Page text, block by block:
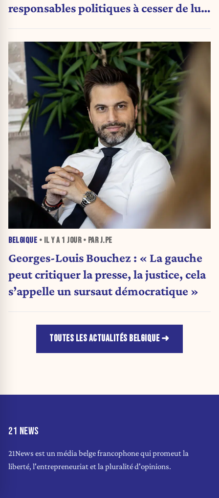
responsables politiques à cesser de lui
BELGIQUE • IL Y A 1 JOUR• PAR J.PE
Georges-Louis Bouchez : « La gauche
peut critiquer la presse, la justice, cela
s’appelle un sursaut démocratique »
TOUTES LES ACTUALITÉS BELGIQUE
21 NEWS
21News est un média belge francophone qui promeut la
liberté, l'entrepreneuriat et la pluralité d'opinions.